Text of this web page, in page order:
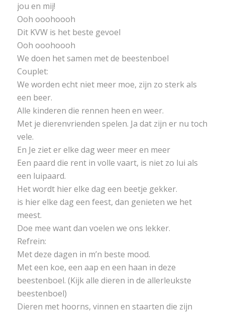
jou en mij!
Ooh ooohoooh
Dit KVW is het beste gevoel
Ooh ooohoooh
We doen het samen met de beestenboel
Couplet:
We worden echt niet meer moe, zijn zo sterk als
een beer.
Alle kinderen die rennen heen en weer.
Met je dierenvrienden spelen. Ja dat zijn er nu toch
vele.
En Je ziet er elke dag weer meer en meer
Een paard die rent in volle vaart, is niet zo lui als
een luipaard.
Het wordt hier elke dag een beetje gekker.
is hier elke dag een feest, dan genieten we het
meest.
Doe mee want dan voelen we ons lekker.
Refrein:
Met deze dagen in m’n beste mood.
Met een koe, een aap en een haan in deze
beestenboel. (Kijk alle dieren in de allerleukste
beestenboel)
Dieren met hoorns, vinnen en staarten die zijn